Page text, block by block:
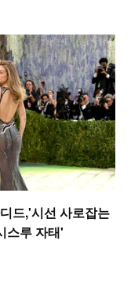
드,'시선 사로잡는
스루 자태'